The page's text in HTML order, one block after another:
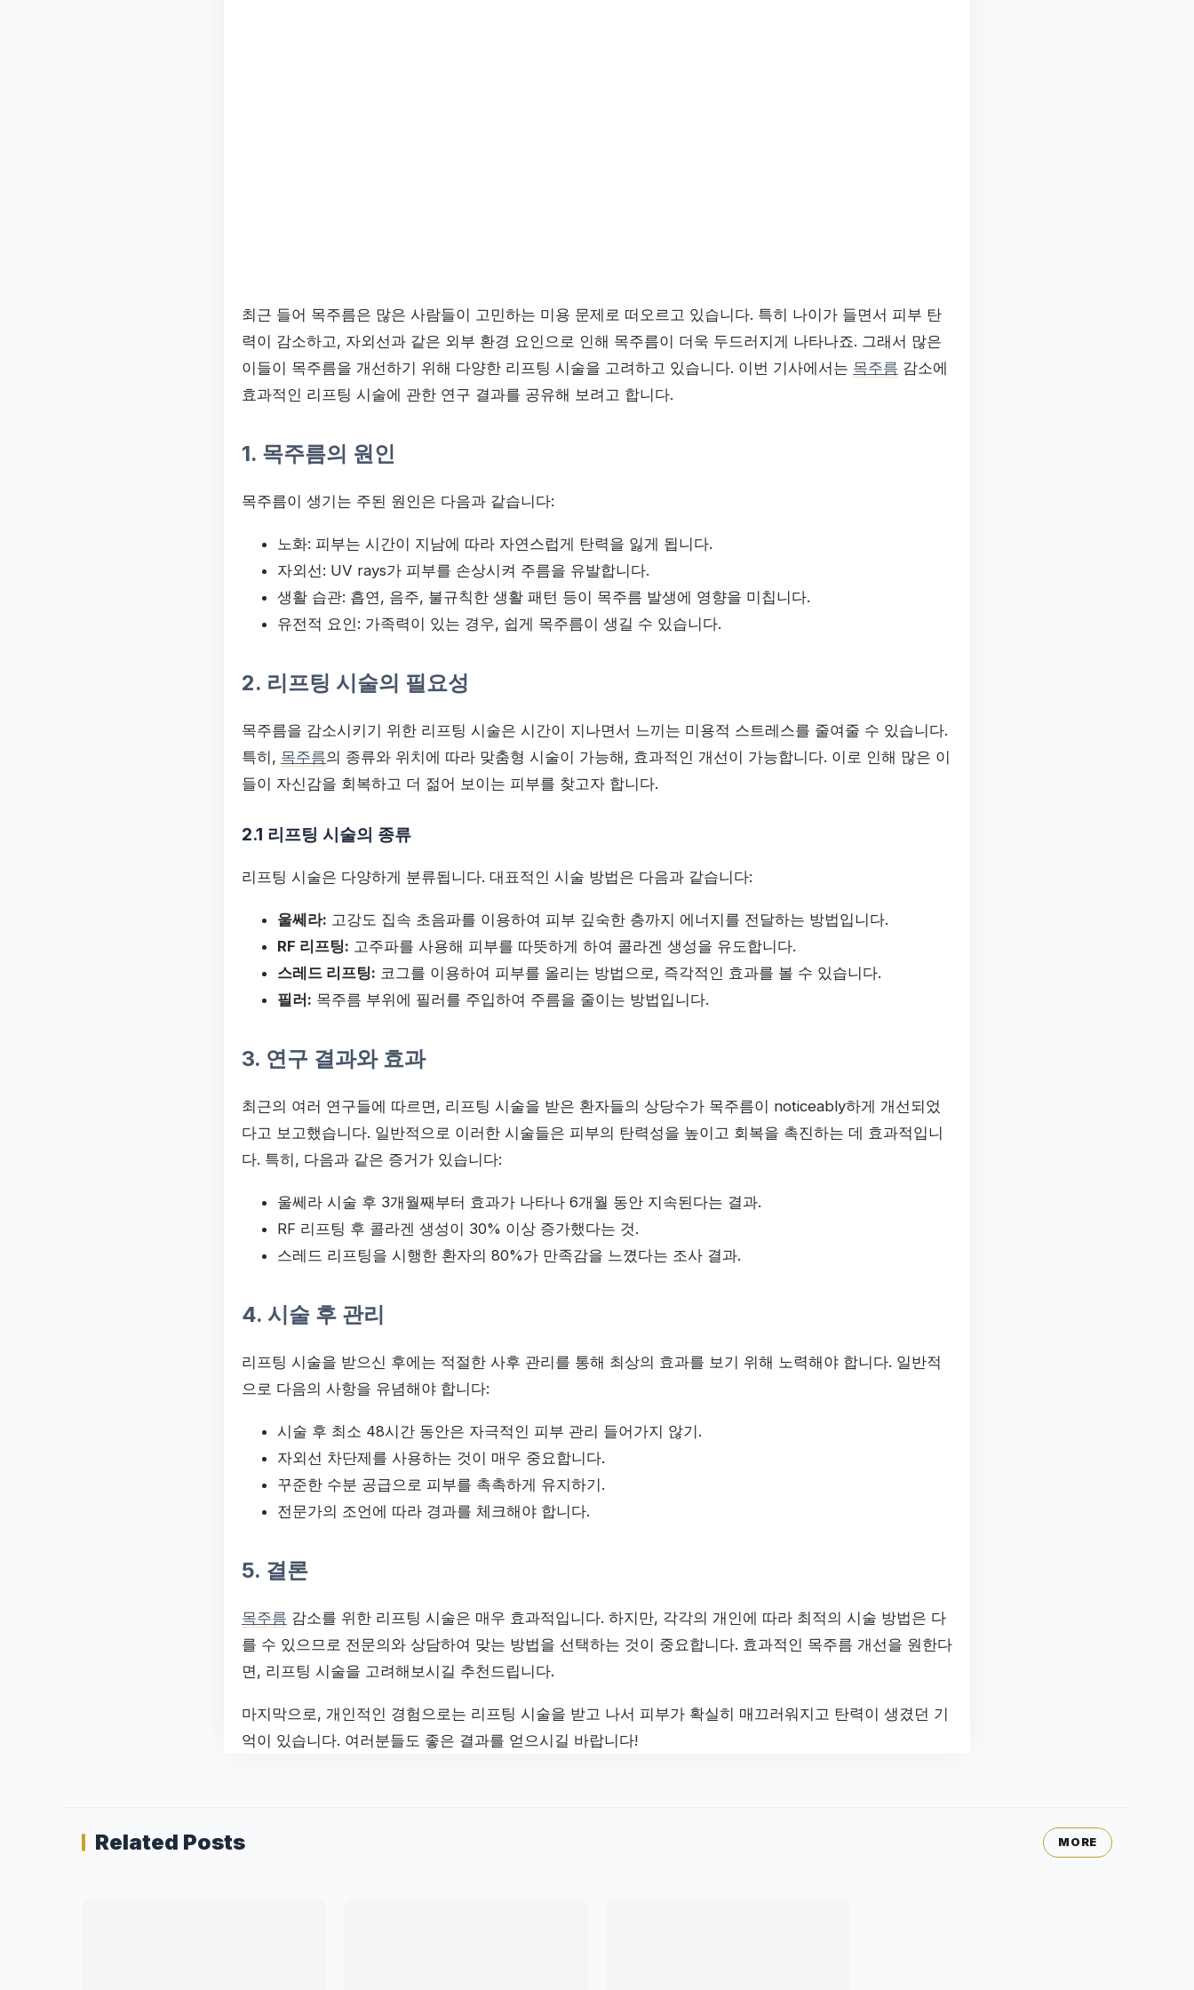
최근 들어 목주름은 많은 사람들이 고민하는 미용 문제로 떠오르고 있습니다. 특히 나이가 들면서 피부 탄
력이 감소하고, 자외선과 같은 외부 환경 요인으로 인해 목주름이 더욱 두드러지게 나타나죠. 그래서 많은
이들이 목주름을 개선하기 위해 다양한 리프팅 시술을 고려하고 있습니다. 이번 기사에서는 목주름 감소에
효과적인 리프팅 시술에 관한 연구 결과를 공유해 보려고 합니다.
1. 목주름의 원인
목주름이 생기는 주된 원인은 다음과 같습니다:
노화: 피부는 시간이 지남에 따라 자연스럽게 탄력을 잃게 됩니다.
자외선: UV rays가 피부를 손상시켜 주름을 유발합니다.
생활 습관: 흡연, 음주, 불규칙한 생활 패턴 등이 목주름 발생에 영향을 미칩니다.
유전적 요인: 가족력이 있는 경우, 쉽게 목주름이 생길 수 있습니다.
2. 리프팅 시술의 필요성
목주름을 감소시키기 위한 리프팅 시술은 시간이 지나면서 느끼는 미용적 스트레스를 줄여줄 수 있습니다.
특히, 목주름의 종류와 위치에 따라 맞춤형 시술이 가능해, 효과적인 개선이 가능합니다. 이로 인해 많은 이
들이 자신감을 회복하고 더 젊어 보이는 피부를 찾고자 합니다.
2.1 리프팅 시술의 종류
리프팅 시술은 다양하게 분류됩니다. 대표적인 시술 방법은 다음과 같습니다:
울쎄라: 고강도 집속 초음파를 이용하여 피부 깊숙한 층까지 에너지를 전달하는 방법입니다.
RF 리프팅: 고주파를 사용해 피부를 따뜻하게 하여 콜라겐 생성을 유도합니다.
스레드 리프팅: 코그를 이용하여 피부를 올리는 방법으로, 즉각적인 효과를 볼 수 있습니다.
필러: 목주름 부위에 필러를 주입하여 주름을 줄이는 방법입니다.
3. 연구 결과와 효과
최근의 여러 연구들에 따르면, 리프팅 시술을 받은 환자들의 상당수가 목주름이 noticeably하게 개선되었
다고 보고했습니다. 일반적으로 이러한 시술들은 피부의 탄력성을 높이고 회복을 촉진하는 데 효과적입니
다. 특히, 다음과 같은 증거가 있습니다:
울쎄라 시술 후 3개월째부터 효과가 나타나 6개월 동안 지속된다는 결과.
RF 리프팅 후 콜라겐 생성이 30% 이상 증가했다는 것.
스레드 리프팅을 시행한 환자의 80%가 만족감을 느꼈다는 조사 결과.
4. 시술 후 관리
리프팅 시술을 받으신 후에는 적절한 사후 관리를 통해 최상의 효과를 보기 위해 노력해야 합니다. 일반적
으로 다음의 사항을 유념해야 합니다:
시술 후 최소 48시간 동안은 자극적인 피부 관리 들어가지 않기.
자외선 차단제를 사용하는 것이 매우 중요합니다.
꾸준한 수분 공급으로 피부를 촉촉하게 유지하기.
전문가의 조언에 따라 경과를 체크해야 합니다.
5. 결론
목주름 감소를 위한 리프팅 시술은 매우 효과적입니다. 하지만, 각각의 개인에 따라 최적의 시술 방법은 다
를 수 있으므로 전문의와 상담하여 맞는 방법을 선택하는 것이 중요합니다. 효과적인 목주름 개선을 원한다
면, 리프팅 시술을 고려해보시길 추천드립니다.
마지막으로, 개인적인 경험으로는 리프팅 시술을 받고 나서 피부가 확실히 매끄러워지고 탄력이 생겼던 기
억이 있습니다. 여러분들도 좋은 결과를 얻으시길 바랍니다!
Related Posts MORE